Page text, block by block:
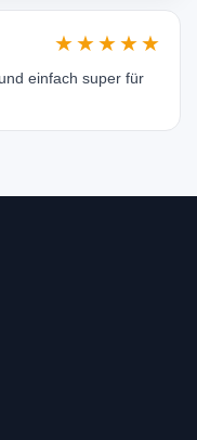
★★★★★
einfach super für